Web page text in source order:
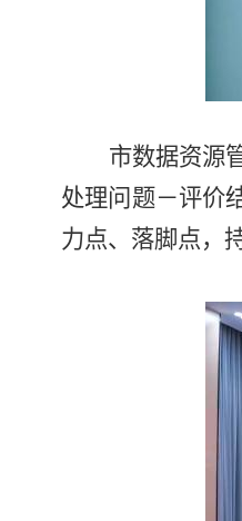
市数据资源
处理问题－评价
力点、落脚点，